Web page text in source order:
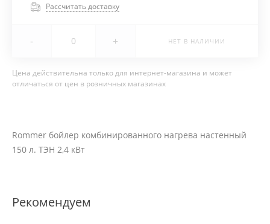
Рассчитать доставку
- + НЕТ В НАЛИЧИИ
Цена действительна только для интернет-магазина и может
отличаться от цен в розничных магазинах
Rommer бойлер комбинированного нагрева настенный
150 л. ТЭН 2,4 кВт
Рекомендуем